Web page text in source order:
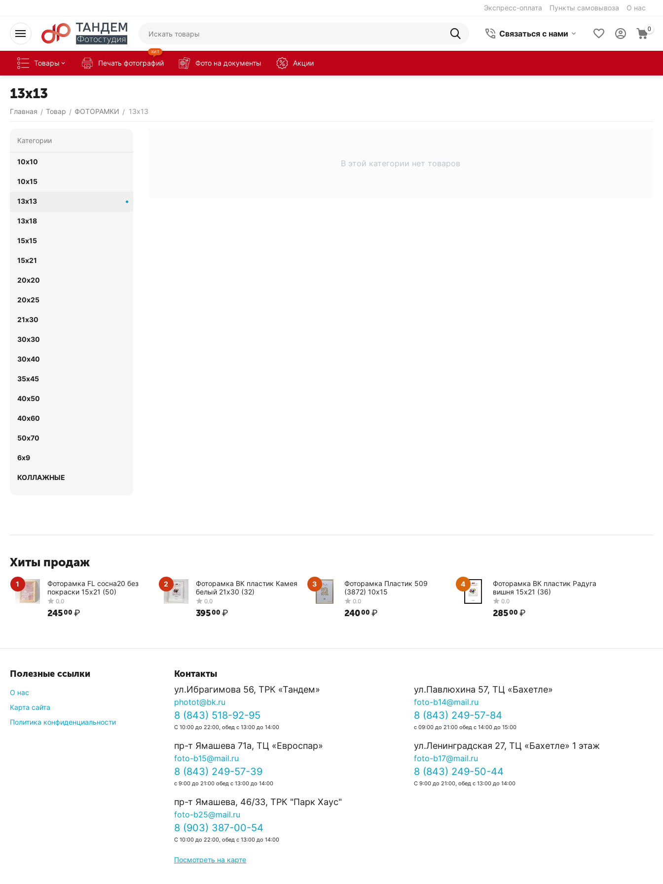
Экспресс-оплата Пункты самовывоза О нас
Связаться с нами 0
Товары Печать фотографий
ХИТ
Фото на документы Акции
13х13
Главная / Товар / ФОТОРАМКИ / 13х13
В этой категории нет товаров
Категории
10х10
10х15
13х13
13х18
15х15
15х21
20х20
20х25
21х30
30х30
30х40
35х45
40х50
40х60
50х70
6х9
КОЛЛАЖНЫЕ
Хиты продаж
1
Фоторамка FL сосна20 без
покраски 15х21 (50)
24500 ₽
2
Фоторамка ВК пластик Камея
белый 21х30 (32)
39500 ₽
3
Фоторамка Пластик 509
(3872) 10х15
24000 ₽
4
Фоторамка ВК пластик Радуга
вишня 15х21 (36)
28500 ₽
Полезные ссылки
О нас
Карта сайта
Политика конфиденциальности
Контакты
ул.Ибрагимова 56, ТРК «Тандем»
photot@bk.ru
8 (843) 518-92-95
С 10:00 до 22:00, обед с 13:00 до 14:00
ул.Павлюхина 57, ТЦ «Бахетле»
foto-b14@mail.ru
8 (843) 249-57-84
с 09:00 до 21:00 обед с 14:00 до 15:00
пр-т Ямашева 71а, ТЦ «Евроспар»
foto-b15@mail.ru
8 (843) 249-57-39
с 9:00 до 21:00 обед с 13:00 до 14:00
ул.Ленинградская 27, ТЦ «Бахетле» 1 этаж
foto-b17@mail.ru
8 (843) 249-50-44
С 9:00 до 21:00, обед с 13:00 до 14:00
пр-т Ямашева, 46/33, TРК "Парк Хаус"
foto-b25@mail.ru
8 (903) 387-00-54
С 10:00 до 22:00, обед с 13:00 до 14:00
Посмотреть на карте